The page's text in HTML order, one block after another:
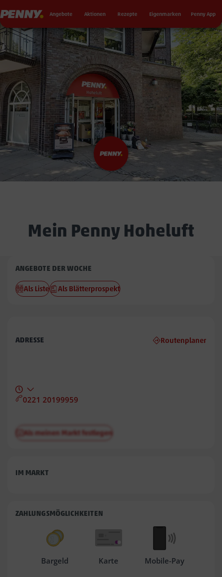
Penny Angebote Aktionen Rezepte Eigenmarken Penny App
Mein Penny Hoheluft
Penny
Hoheluft
ANGEBOTE DER WOCHE
Als Liste Als Blätterprospekt
ADRESSE Routenplaner
0221 20199959
Als meinen Markt festlegen
IM MARKT
ZAHLUNGSMÖGLICHKEITEN
Bargeld Karte Mobile-Pay